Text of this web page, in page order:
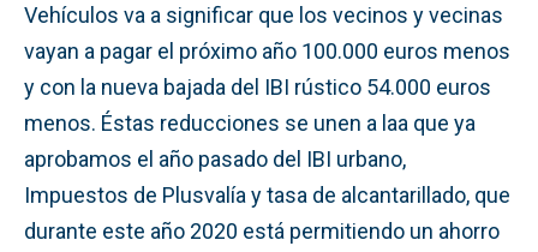
Vehículos va a significar que los vecinos y vecinas
vayan a pagar el próximo año 100.000 euros menos
y con la nueva bajada del IBI rústico 54.000 euros
menos. Éstas reducciones se unen a laa que ya
aprobamos el año pasado del IBI urbano,
Impuestos de Plusvalía y tasa de alcantarillado, que
durante este año 2020 está permitiendo un ahorro